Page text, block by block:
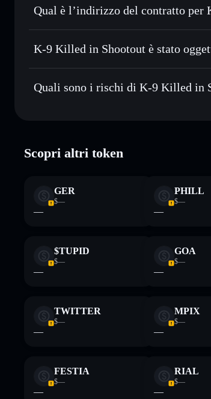
privacy incorporato di Solflare
esclusivo controllo delle tue chiavi private
Aggregatore di privacy
Qual è l’indirizzo del contratto per
K-9 Killed in Shootout è stato
K-9 Killed in Shootout non è
Quali sono i rischi di K-9 Killed in
Scopri altri token
GER
$—
—
PHILL
$—
—
$TUPID
$—
—
GOA
$—
—
TWITTER
$—
—
MPIX
$—
—
FESTIA
$—
—
RIAL
$—
—